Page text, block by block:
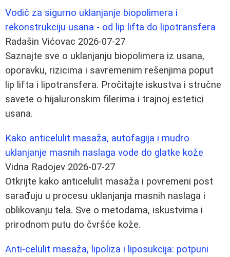
Vodič za sigurno uklanjanje biopolimera i
rekonstrukciju usana - od lip lifta do lipotransfera
Radašin Vićovac 2026-07-27
Saznajte sve o uklanjanju biopolimera iz usana,
oporavku, rizicima i savremenim rešenjima poput
lip lifta i lipotransfera. Pročitajte iskustva i stručne
savete o hijaluronskim filerima i trajnoj estetici
usana.
Kako anticelulit masaža, autofagija i mudro
uklanjanje masnih naslaga vode do glatke kože
Vidna Radojev 2026-07-27
Otkrijte kako anticelulit masaža i povremeni post
sarađuju u procesu uklanjanja masnih naslaga i
oblikovanju tela. Sve o metodama, iskustvima i
prirodnom putu do čvršće kože.
Anti-celulit masaža, lipoliza i liposukcija: potpuni